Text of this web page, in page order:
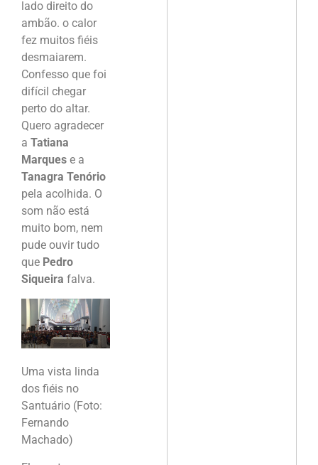
lado direito do
ambão. o calor
fez muitos fiéis
desmaiarem.
Confesso que foi
difícil chegar
perto do altar.
Quero agradecer
a Tatiana
Marques e a
Tanagra Tenório
pela acolhida. O
som não está
muito bom, nem
pude ouvir tudo
que Pedro
Siqueira falva.
Uma vista linda
dos fiéis no
Santuário (Foto:
Fernando
Machado)